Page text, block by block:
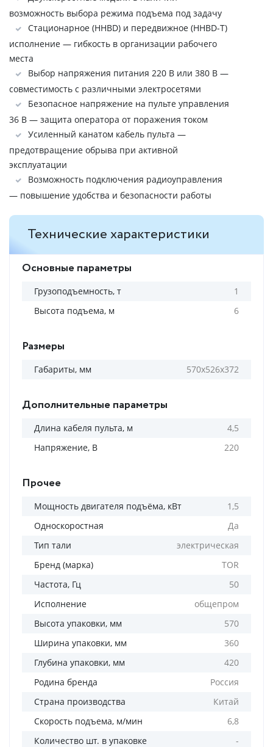
возможность выбора режима подъема под задачу
Стационарное (HHBD) и передвижное (HHBD-Т)
исполнение — гибкость в организации рабочего
места
Выбор напряжения питания 220 В или 380 В —
совместимость с различными электросетями
Безопасное напряжение на пульте управления
36 В — защита оператора от поражения током
Усиленный канатом кабель пульта —
предотвращение обрыва при активной
эксплуатации
Возможность подключения радиоуправления
— повышение удобства и безопасности работы
Технические характеристики
Основные параметры
Грузоподъемность, т
1
Высота подъема, м
6
Размеры
Габариты, мм 570х526х372
Дополнительные параметры
Длина кабеля пульта, м
4,5
Напряжение, В
220
Прочее
Мощность двигателя подъёма, кВт
1,5
Односкоростная
Да
Тип тали
электрическая
Бренд (марка)
TOR
Частота, Гц
50
Исполнение
общепром
Высота упаковки, мм
570
Ширина упаковки, мм
360
Глубина упаковки, мм
420
Родина бренда
Россия
Страна производства
Китай
Скорость подъема, м/мин
6,8
Количество шт. в упаковке
-